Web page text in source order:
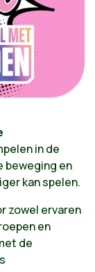
in de
beweging en
kan spelen.
zowel ervaren
en
de